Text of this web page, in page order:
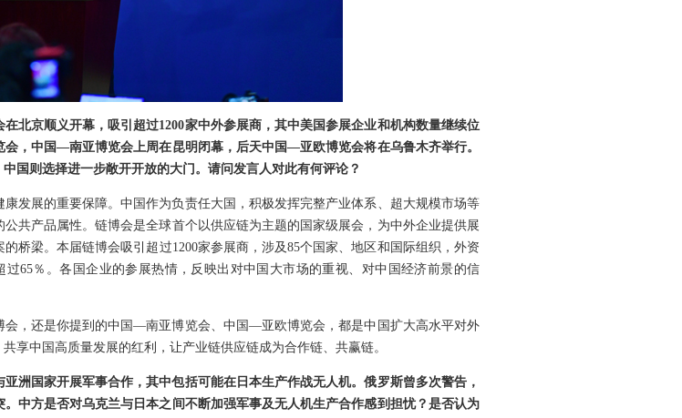
北京顺义开幕，吸引超过1200家中外参展商，其中美国参展企业和机构数量继续位
，中国—南亚博览会上周在昆明闭幕，后天中国—亚欧博览会将在乌鲁木齐举行。
国则选择进一步敞开开放的大门。请问发言人对此有何评论？
发展的重要保障。中国作为负责任大国，积极发挥完整产业体系、超大规模市场等
共产品属性。链博会是全球首个以供应链为主题的国家级展会，为中外企业提供展
桥梁。本届链博会吸引超过1200家参展商，涉及85个国家、地区和国际组织，外资
65％。各国企业的参展热情，反映出对中国大市场的重视、对中国经济前景的信
，还是你提到的中国—南亚博览会、中国—亚欧博览会，都是中国扩大高水平对外
享中国高质量发展的红利，让产业链供应链成为合作链、共赢链。
洲国家开展军事合作，其中包括可能在日本生产作战无人机。俄罗斯曾多次警告，
中方是否对乌克兰与日本之间不断加强军事及无人机生产合作感到担忧？是否认为